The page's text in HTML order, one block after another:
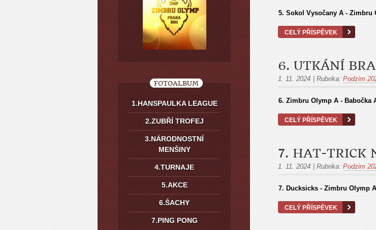
5. Sokol Vysočany A - Zimbru
CELÝ PŘÍSPĚVEK
6. UTKÁNÍ
1. 11. 2024 Rubrika: Podzim
6. Zimbru Olymp A - Babočka
CELÝ PŘÍSPĚVEK
7. HAT-TRICK
1. 11. 2024 Rubrika: Podzim
7. Ducksicks - Zimbru Olymp
CELÝ PŘÍSPĚVEK
FOTOALBUM
1.HANSPAULKA LEAGUE
2.ZUBŘÍ TROFEJ
3.NÁRODNOSTNÍ
MENŠINY
4.TURNAJE
5.AKCE
6.ŠACHY
7.PING PONG